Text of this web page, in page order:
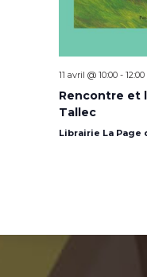
11 avril @ 10:00- 12:00
Rencontre et
Tallec
Librairie La Page